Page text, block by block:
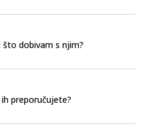
dobivam s njim?
preporučujete?